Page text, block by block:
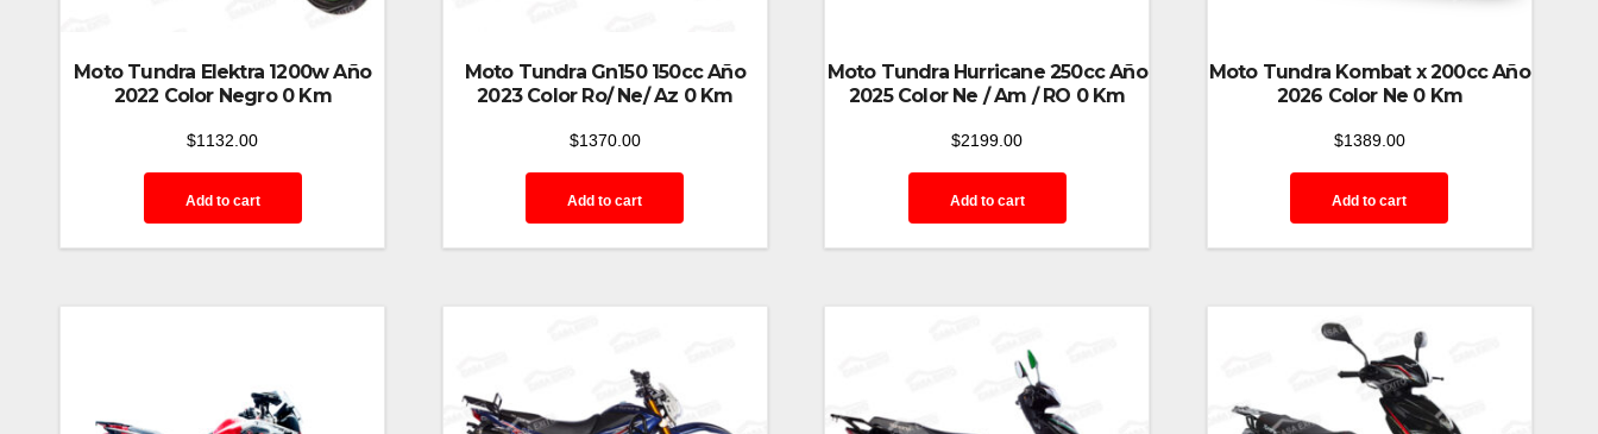
Moto Tundra Elektra 1200w Año
2022 Color Negro 0 Km
$1132.00
Add to cart
Moto Tundra Gn150 150cc Año
2023 Color Ro/ Ne/ Az 0 Km
$1370.00
Add to cart
Moto Tundra Hurricane 250cc Año
2025 Color Ne / Am / RO 0 Km
$2199.00
Add to cart
Moto Tundra Kombat x 200cc Año
2026 Color Ne 0 Km
$1389.00
Add to cart